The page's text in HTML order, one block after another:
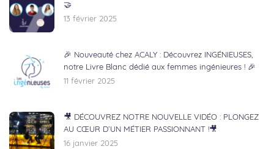
🤝
13 février 2025
🎉 Nouveauté chez ACALY : Découvrez INGÉNIEUSES,
notre Livre Blanc dédié aux femmes ingénieures ! 🎉
11 février 2025
🎥 DÉCOUVREZ NOTRE NOUVELLE VIDÉO : PLONGEZ
AU CŒUR D’UN MÉTIER PASSIONNANT !🎥
16 janvier 2025